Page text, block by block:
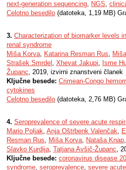
next-generation sequencing, NGS,
Celotno besedilo (datoteka, 1,19 MB)
3. Characterization of biomarker levels
renal syndrome
Miša Korva, Katarina Resman Rus,
Strašek Smrdel , Xhevat Jakupi, Isme
Županc, 2019, izvirni znanstveni članek
Ključne besede: Crimean-Congo
cytokines
Celotno besedilo (datoteka, 2,76 MB)
4. Seroprevalence of severe acute
Mario Poljak, Anja Oštrbenk Valenčak,
Resman Rus, Miša Korva, Nataša Knap
Slavko Kurdija, Tatjana Avšič-Županc,
Ključne besede: coronavirus disease
syndrome, seroprevalence, severe